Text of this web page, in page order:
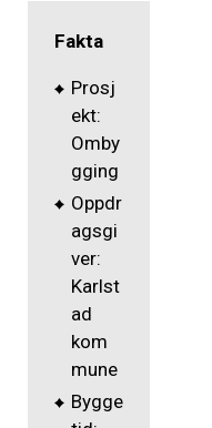
Fakta
Prosj
ekt:
Omby
gging
Oppdr
agsgi
ver:
Karlst
ad
kom
mune
Bygge